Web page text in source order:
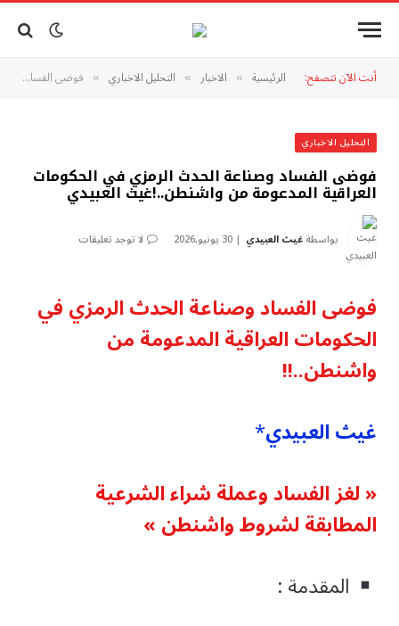
أنت الآن تتصفح: الرئيسية » الاخبار » التحليل الاخباري » فوضى الفساد وصناعة الحدث الرمزي في الحكومات العراقية المدعومة من واشنطن..!غيث العبيدي
التحليل الاخباري
فوضى الفساد وصناعة الحدث الرمزي في الحكومات
العراقية المدعومة من واشنطن..!غيث العبيدي
بواسطةغيث العبيدي 30 يونيو,2026 لا توجد تعليقات
فوضى الفساد وصناعة الحدث الرمزي في
الحكومات العراقية المدعومة من
واشنطن..!!
غيث العبيدي*
« لغز الفساد وعملة شراء الشرعية
المطابقة لشروط واشنطن »
المقدمة :